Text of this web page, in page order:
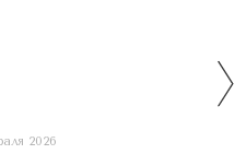
2026